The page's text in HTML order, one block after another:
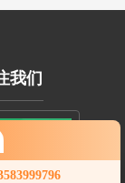
很高兴为您
我们